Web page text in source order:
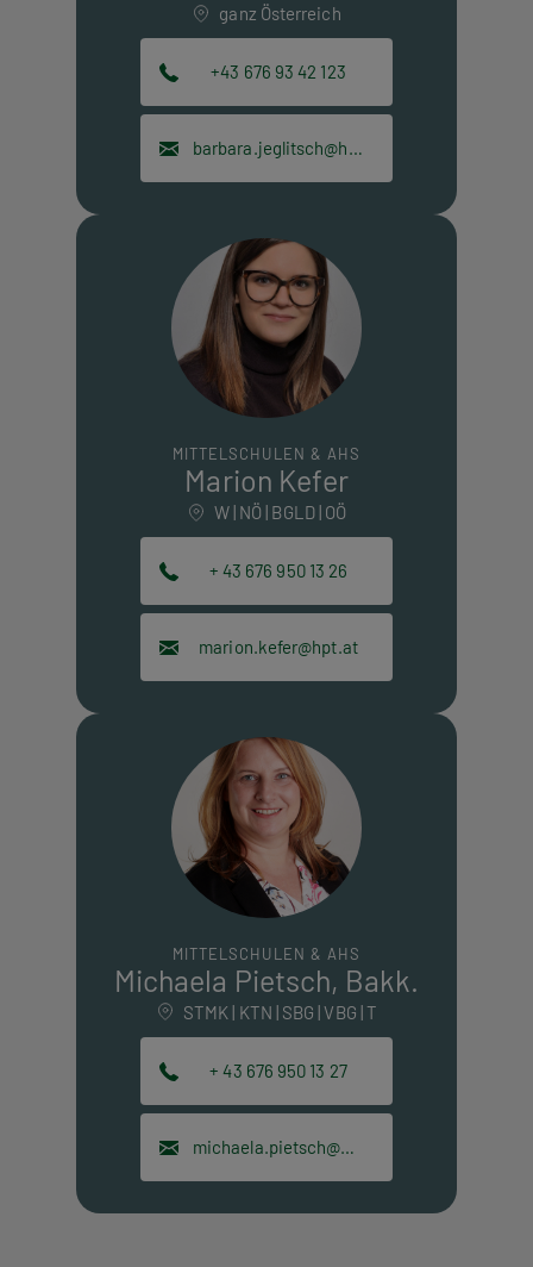
ganz Österreich
+43 676 93 42 123
barbara.jeglitsch@hpt.at
MITTELSCHULEN & AHS
Marion Kefer
W | NÖ | BGLD | OÖ
+ 43 676 950 13 26
marion.kefer@hpt.at
MITTELSCHULEN & AHS
Michaela Pietsch, Bakk.
STMK | KTN | SBG | VBG | T
+ 43 676 950 13 27